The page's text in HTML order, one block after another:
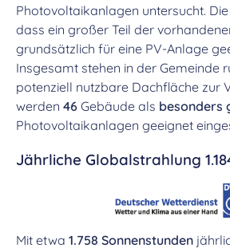
Photovoltaikanlagen untersucht. Die
dass ein großer Teil der
grundsätzlich für eine PV-Anlage
Insgesamt stehen in der Gemeinde
potenziell nutzbare Dachfläche zur
werden 46 Gebäude als besonders
Photovoltaikanlagen geeignet
Jährliche Globalstrahlung
Mit etwa 1.758 Sonnenstunden